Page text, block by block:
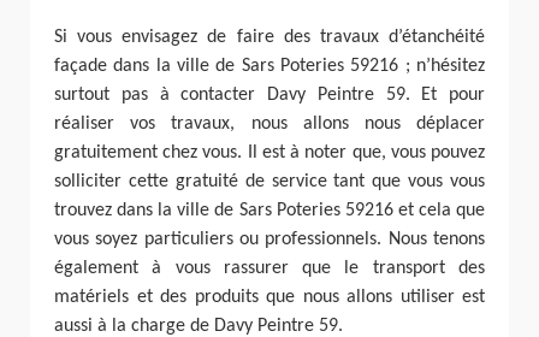
Si vous envisagez de faire des travaux d’étanchéité
façade dans la ville de Sars Poteries 59216 ; n’hésitez
surtout pas à contacter Davy Peintre 59. Et pour
réaliser vos travaux, nous allons nous déplacer
gratuitement chez vous. Il est à noter que, vous pouvez
solliciter cette gratuité de service tant que vous vous
trouvez dans la ville de Sars Poteries 59216 et cela que
vous soyez particuliers ou professionnels. Nous tenons
également à vous rassurer que le transport des
matériels et des produits que nous allons utiliser est
aussi à la charge de Davy Peintre 59.